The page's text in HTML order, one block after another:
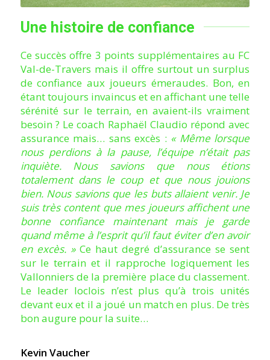
Une histoire de confiance
Ce succès offre 3 points supplémentaires au FC
Val-de-Travers mais il offre surtout un surplus
de confiance aux joueurs émeraudes. Bon, en
étant toujours invaincus et en affichant une telle
sérénité sur le terrain, en avaient-ils vraiment
besoin ? Le coach Raphaël Claudio répond avec
assurance mais… sans excès : « Même lorsque
nous perdions à la pause, l’équipe n’était pas
inquiète. Nous savions que nous étions
totalement dans le coup et que nous jouions
bien. Nous savions que les buts allaient venir. Je
suis très content que mes joueurs affichent une
bonne confiance maintenant mais je garde
quand même à l’esprit qu’il faut éviter d’en avoir
en excès. » Ce haut degré d’assurance se sent
sur le terrain et il rapproche logiquement les
Vallonniers de la première place du classement.
Le leader loclois n’est plus qu’à trois unités
devant eux et il a joué un match en plus. De très
bon augure pour la suite…
Kevin Vaucher